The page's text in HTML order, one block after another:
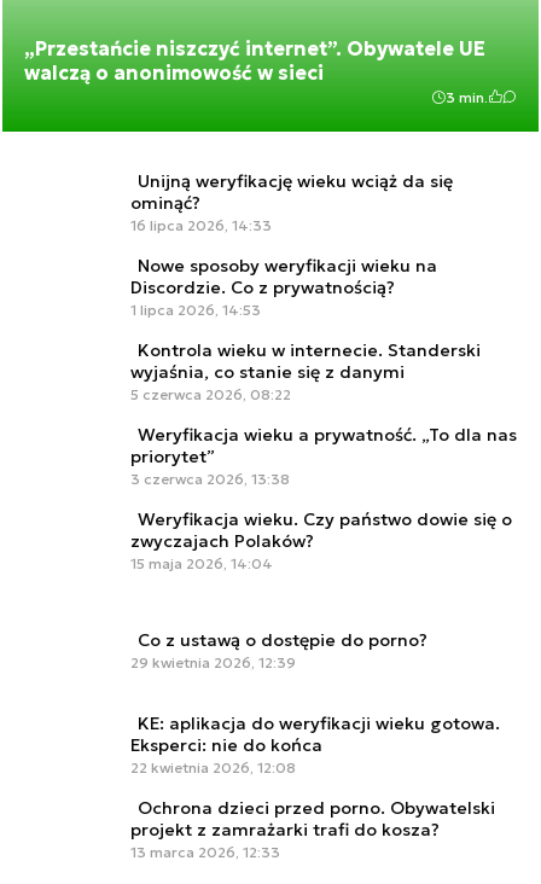
„Przestańcie niszczyć internet”. Obywatele UE
walczą o anonimowość w sieci
3 min.
Unijną weryfikację wieku wciąż da się
ominąć?
16 lipca 2026, 14:33
Nowe sposoby weryfikacji wieku na
Discordzie. Co z prywatnością?
1 lipca 2026, 14:53
Kontrola wieku w internecie. Standerski
wyjaśnia, co stanie się z danymi
5 czerwca 2026, 08:22
Weryfikacja wieku a prywatność. „To dla nas
priorytet”
3 czerwca 2026, 13:38
Weryfikacja wieku. Czy państwo dowie się o
zwyczajach Polaków?
15 maja 2026, 14:04
Co z ustawą o dostępie do porno?
29 kwietnia 2026, 12:39
KE: aplikacja do weryfikacji wieku gotowa.
Eksperci: nie do końca
22 kwietnia 2026, 12:08
Ochrona dzieci przed porno. Obywatelski
projekt z zamrażarki trafi do kosza?
13 marca 2026, 12:33